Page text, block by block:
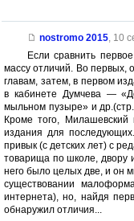
nostromo 2015, 10
Если сравнить
массу отличий. Во первых,
главам, затем, в первом
в кабинете Думчева —
мыльном пузыре» и
Кроме того, Милашевский
издания для
привык (с детских лет) с
товарища по школе, двору
него было целых две, и он
существовании
интернета), но, найдя
обнаружил отличия...